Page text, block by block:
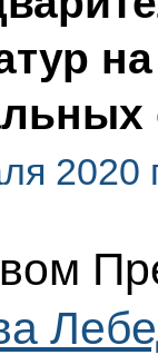
2020